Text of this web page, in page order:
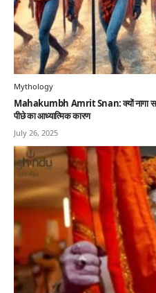
Mythology
Mahakumbh Amrit Snan: क्यों नागा
पीछे का आध्यात्मिक कारण
July 26, 2025